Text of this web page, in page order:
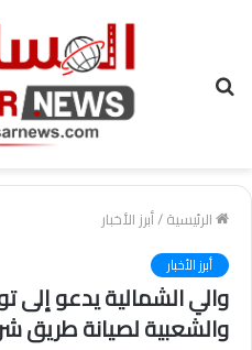
الرئيسية/أبرز الأخبار
أبرز الأخبار
والي الشمالية يدعو إلى
والشعبية لصيانة طريق